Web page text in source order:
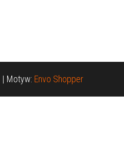
| Motyw: Envo Shopper